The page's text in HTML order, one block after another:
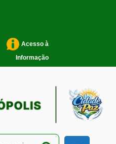
Acesso à
Informação